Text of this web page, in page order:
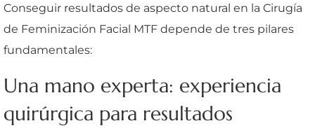
Conseguir resultados de aspecto natural en la Cirugía
de Feminización Facial MTF depende de tres pilares
fundamentales:
Una mano experta: experiencia
quirúrgica para resultados